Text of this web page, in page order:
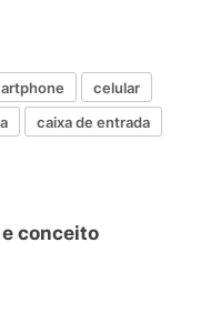
celular
caixa de entrada
conceito